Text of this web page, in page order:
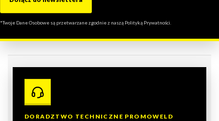
*Twoje Dane Osobowe są przetwarzane zgodnie z naszą Polityką Prywatności.
DORADZTWO TECHNICZNE PROMOWELD